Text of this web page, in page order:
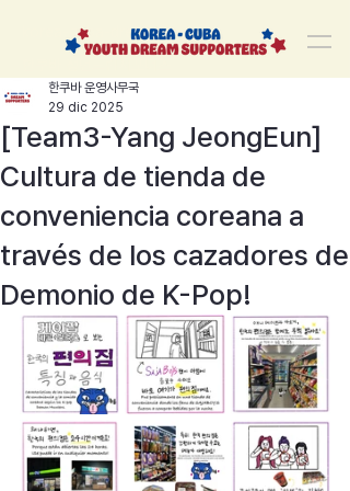
korea-cuba-dream
[Team3-Yang JeongEun]
Cultura de tienda de
conveniencia coreana a
través de los cazadores de
Demonio de K-Pop!
한쿠바 운영사무국
29 dic 2025